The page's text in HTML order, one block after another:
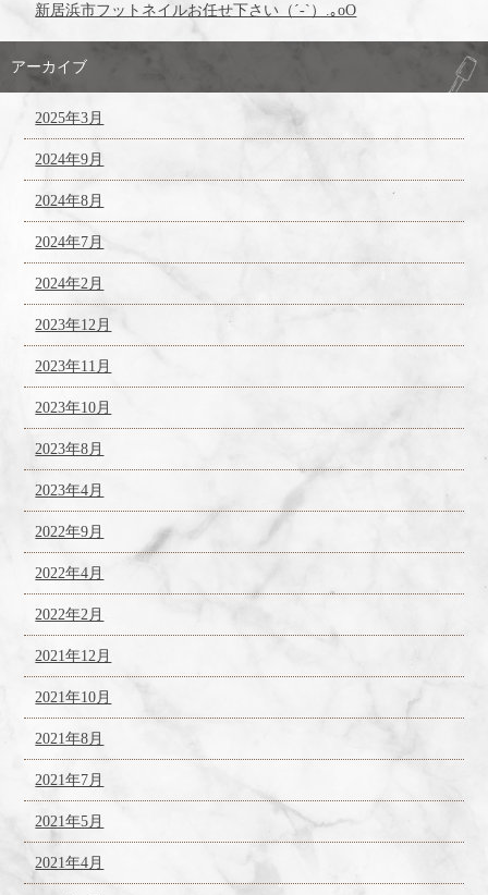
新居浜市フットネイルお任せ下さい（´-`）.｡oO
アーカイブ
2025年3月
2024年9月
2024年8月
2024年7月
2024年2月
2023年12月
2023年11月
2023年10月
2023年8月
2023年4月
2022年9月
2022年4月
2022年2月
2021年12月
2021年10月
2021年8月
2021年7月
2021年5月
2021年4月